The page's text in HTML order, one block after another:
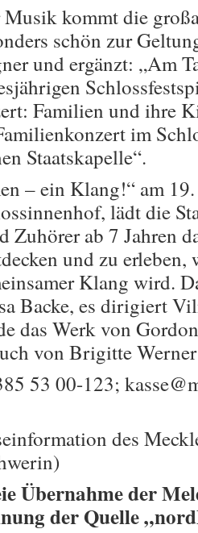
Musik kommt die
schön zur
und ergänzt: „Am
Familien und ihre
im
Staatskapelle“.
– ein Klang!“ am
lädt die
Zuhörer ab 7 Jahren
und zu
Klang wird.
Backe, es dirigiert
das Werk von
von Brigitte
53 00-123;
des
Übernahme der
der Quelle